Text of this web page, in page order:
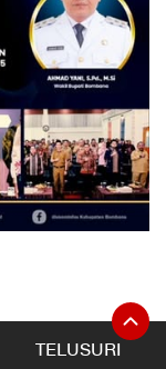
TELUSURI